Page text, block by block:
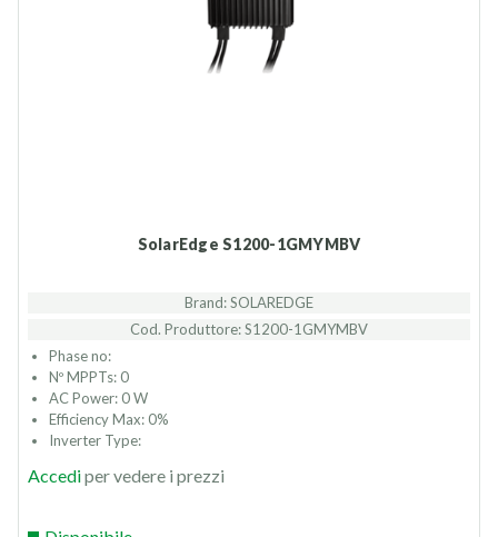
SolarEdge S1200-1GMYMBV
Brand: SOLAREDGE
Cod. Produttore: S1200-1GMYMBV
Phase no:
Nº MPPTs: 0
AC Power: 0 W
Efficiency Max: 0%
Inverter Type:
Accediper vedere i prezzi